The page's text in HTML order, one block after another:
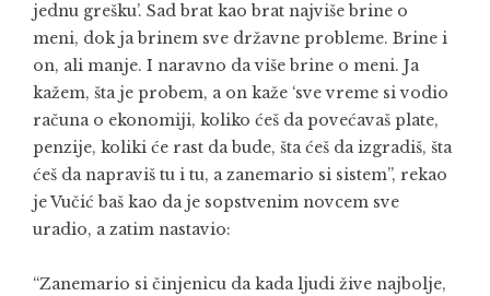
jednu grešku’. Sad brat kao brat najviše brine o
meni, dok ja brinem sve državne probleme. Brine i
on, ali manje. I naravno da više brine o meni. Ja
kažem, šta je probem, a on kaže ‘sve vreme si vodio
računa o ekonomiji, koliko ćeš da povećavaš plate,
penzije, koliki će rast da bude, šta ćeš da izgradiš, šta
ćeš da napraviš tu i tu, a zanemario si sistem”, rekao
je Vučić baš kao da je sopstvenim novcem sve
uradio, a zatim nastavio:
“Zanemario si činjenicu da kada ljudi žive najbolje,